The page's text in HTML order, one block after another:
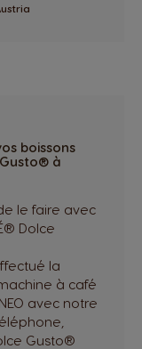
boissons
Gusto® à
le faire avec
Dolce
la
à café
avec notre
Gusto®